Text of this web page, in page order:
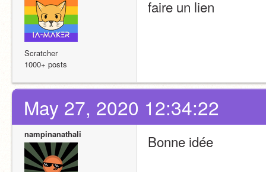
Scratcher
1000+ posts
faire un lien
May 27, 2020 12:34:22
nampinanathali Bonne idée